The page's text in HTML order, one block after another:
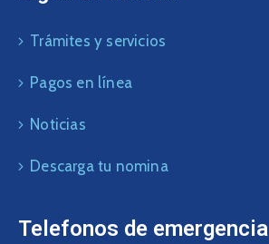
Trámites y servicios
Pagos en línea
Noticias
Descarga tu nomina
Telefonos de emergencia